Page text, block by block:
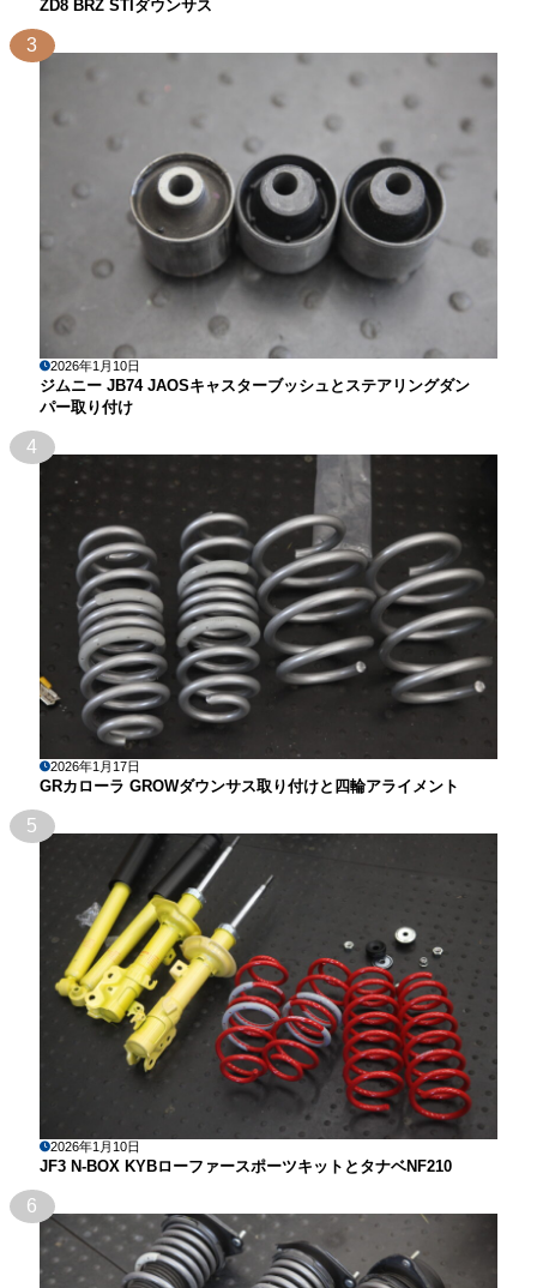
ZD8 BRZ STIダウンサス
3
2026年1月10日
ジムニー JB74 JAOSキャスターブッシュとステアリングダン
パー取り付け
4
2026年1月17日
GRカローラ GROWダウンサス取り付けと四輪アライメント
5
2026年1月10日
JF3 N-BOX KYBローファースポーツキットとタナベNF210
6